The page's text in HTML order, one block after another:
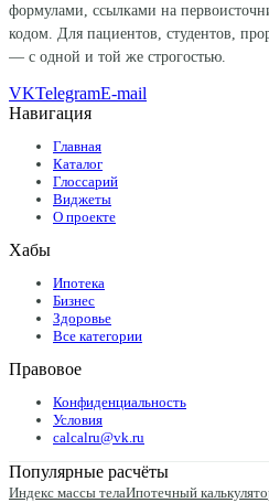
формулами, ссылками на
кодом. Для пациентов, студентов,
— с одной и той же строгостью.
VKTelegramE-mail
Навигация
Главная
Каталог
Глоссарий
Виджеты
О проекте
Хабы
Ипотека
Бизнес
Здоровье
Все категории
Правовое
Конфиденциальность
Условия
calcalru@vk.ru
Популярные расчёты
Индекс массы телаИпотечный